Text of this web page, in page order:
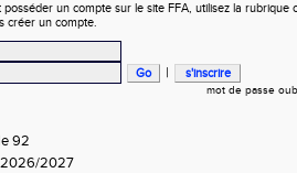
un compte sur le site FFA, utilisez la rubrique
créer un compte.
|
mot de passe
92
2026/2027